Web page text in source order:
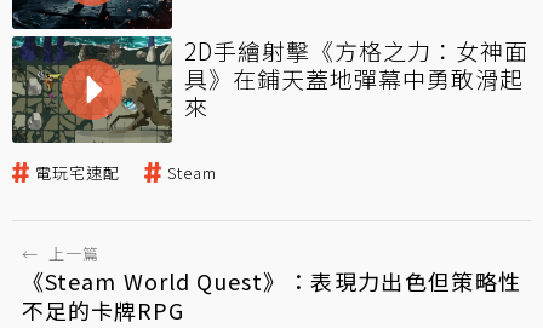
2D手繪射擊《方格之力：女神面
具》在鋪天蓋地彈幕中勇敢滑起
來
電玩宅速配 Steam
← 上一篇
《Steam World Quest》：表現力出色但策略性
不足的卡牌RPG